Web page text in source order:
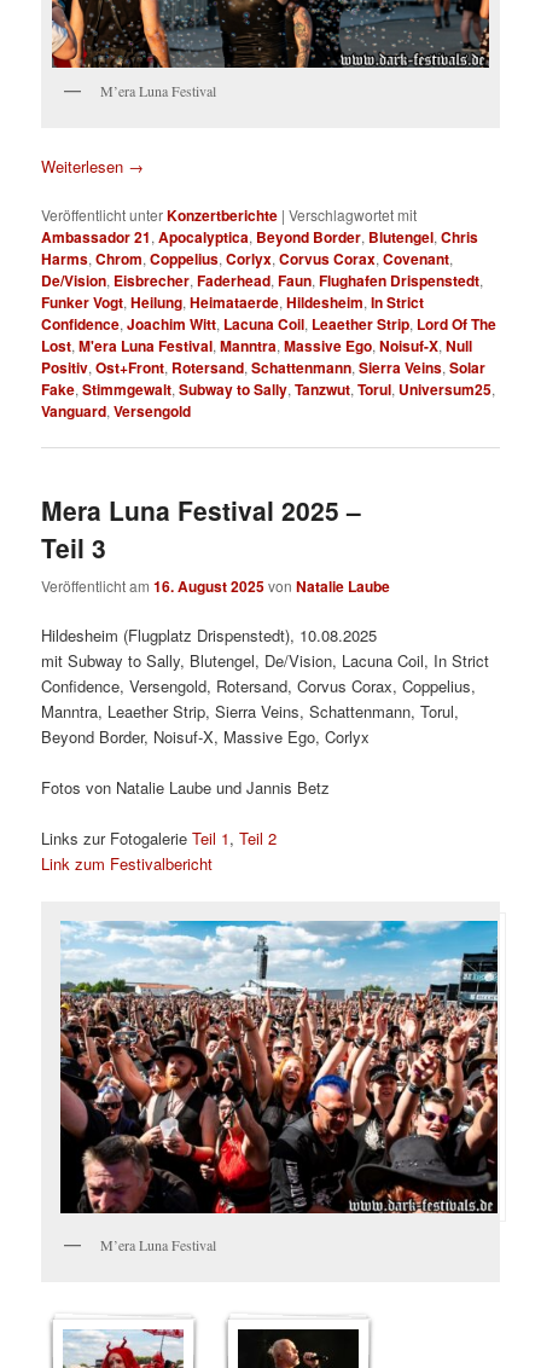
M’era Luna Festival
Weiterlesen →
Veröffentlicht unterKonzertberichte |Verschlagwortet mit
Ambassador 21,Apocalyptica, Beyond Border, Blutengel,Chris
Harms,Chrom,Coppelius,Corlyx,Corvus Corax,Covenant,
De/Vision, Eisbrecher,Faderhead,Faun,Flughafen Drispenstedt,
Funker Vogt,Heilung,Heimataerde,Hildesheim,In Strict
Confidence,Joachim Witt, Lacuna Coil, Leaether Strip, Lord Of The
Lost,M'era Luna Festival,Manntra,Massive Ego,Noisuf-X,Null
Positiv,Ost+Front, Rotersand,Schattenmann,Sierra Veins,Solar
Fake,Stimmgewalt,Subway to Sally,Tanzwut,Torul, Universum25,
Vanguard,Versengold
Mera Luna Festival 2025 –
Teil 3
Veröffentlicht am16. August 2025vonNatalie Laube
Hildesheim (Flugplatz Drispenstedt), 10.08.2025
mit Subway to Sally, Blutengel, De/Vision, Lacuna Coil, In Strict
Confidence, Versengold, Rotersand, Corvus Corax, Coppelius,
Manntra, Leaether Strip, Sierra Veins, Schattenmann, Torul,
Beyond Border, Noisuf-X, Massive Ego, Corlyx
Fotos von Natalie Laube und Jannis Betz
Links zur FotogalerieTeil 1,Teil 2
Link zum Festivalbericht
M’era Luna Festival